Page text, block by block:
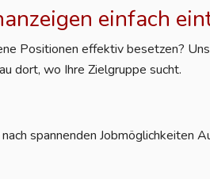
einfach
Positionen effektiv besetzen?
dort, wo Ihre Zielgruppe sucht.
spannenden Jobmöglichkeiten